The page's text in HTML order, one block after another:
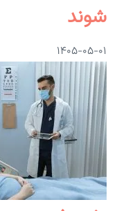
شوند
۱۴۰۵-۰۵-۰۱